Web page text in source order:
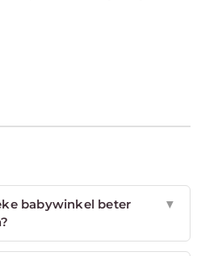
babywinkel beter
▼